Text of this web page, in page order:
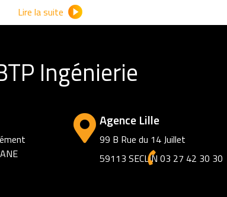
Lire la suite
Ingénierie
Agence Lille
99 B Rue du 14 Juillet
59113 SECLIN 03 27 42 30 30